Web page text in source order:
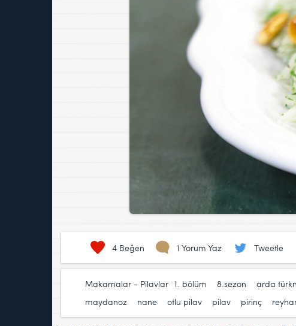
4 Beğen 1 Yorum Yaz Tweetle
Makarnalar - Pilavlar 1. bölüm 8.sezon arda
maydanoz
nane otlu pilav pilav pirinç